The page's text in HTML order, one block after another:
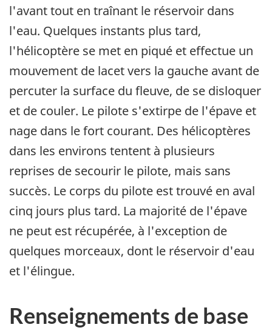
l'avant tout en traînant le réservoir dans
l'eau. Quelques instants plus tard,
l'hélicoptère se met en piqué et effectue un
mouvement de lacet vers la gauche avant de
percuter la surface du fleuve, de se disloquer
et de couler. Le pilote s'extirpe de l'épave et
nage dans le fort courant. Des hélicoptères
dans les environs tentent à plusieurs
reprises de secourir le pilote, mais sans
succès. Le corps du pilote est trouvé en aval
cinq jours plus tard. La majorité de l'épave
ne peut est récupérée, à l'exception de
quelques morceaux, dont le réservoir d'eau
et l'élingue.
Renseignements de base